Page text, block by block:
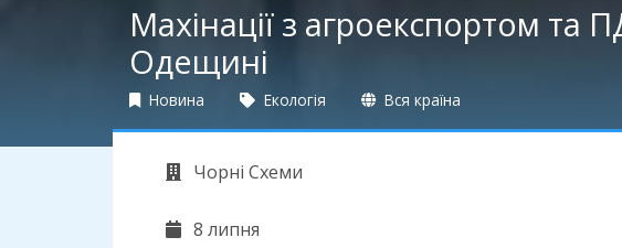
Махінації з агроекспортом
Одещині
Новина Екологія Вся країна
Чорні Схеми
8 липня